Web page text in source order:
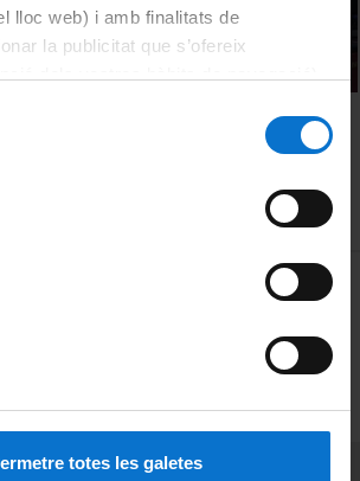
lloc web) i amb finalitats de
la publicitat que s’ofereix
de galetes del lloc web de la
totes les galetes
on Higher Education. Session
MENÚ PEU 1
Privadesa i termes
Sobre UBtv